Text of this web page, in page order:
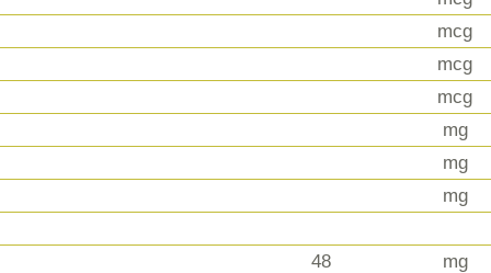
mcg
mcg
mcg
mg
mg
mg
48
mg